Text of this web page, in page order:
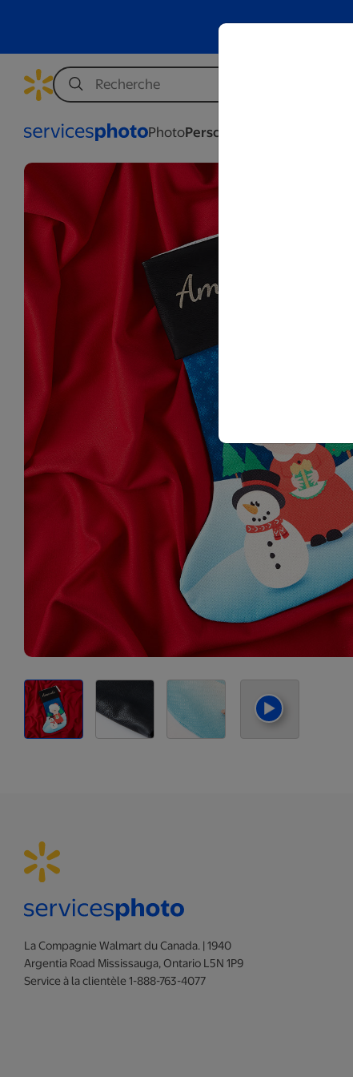
PhotoPersonnalisation
La Compagnie Walmart du Canada. | 1940
Argentia Road Mississauga, Ontario L5N 1P9
Service à la clientèle 1-888-763-4077